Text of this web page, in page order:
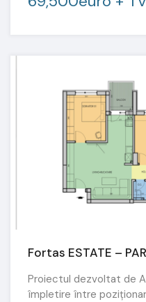
Fortas ESTATE –
Proiectul dezvoltat de
împletire între